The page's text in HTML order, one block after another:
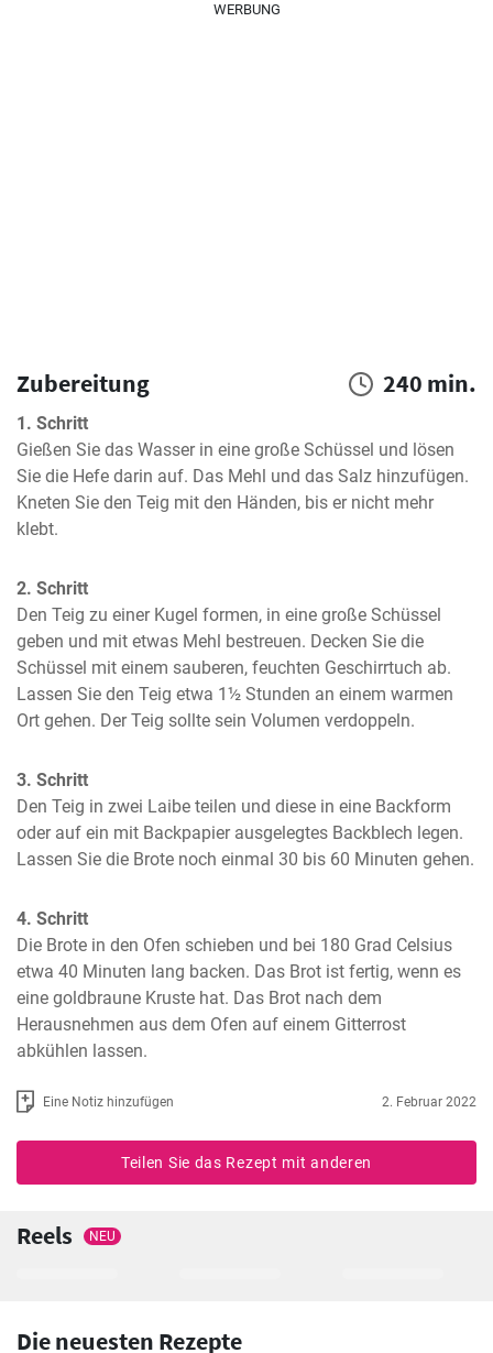
WERBUNG
Zubereitung 240 min.
1. Schritt
Gießen Sie das Wasser in eine große Schüssel und lösen
Sie die Hefe darin auf. Das Mehl und das Salz hinzufügen.
Kneten Sie den Teig mit den Händen, bis er nicht mehr
klebt.
2. Schritt
Den Teig zu einer Kugel formen, in eine große Schüssel
geben und mit etwas Mehl bestreuen. Decken Sie die
Schüssel mit einem sauberen, feuchten Geschirrtuch ab.
Lassen Sie den Teig etwa 1½ Stunden an einem warmen
Ort gehen. Der Teig sollte sein Volumen verdoppeln.
3. Schritt
Den Teig in zwei Laibe teilen und diese in eine Backform
oder auf ein mit Backpapier ausgelegtes Backblech legen.
Lassen Sie die Brote noch einmal 30 bis 60 Minuten gehen.
4. Schritt
Die Brote in den Ofen schieben und bei 180 Grad Celsius
etwa 40 Minuten lang backen. Das Brot ist fertig, wenn es
eine goldbraune Kruste hat. Das Brot nach dem
Herausnehmen aus dem Ofen auf einem Gitterrost
abkühlen lassen.
Eine Notiz hinzufügen 2. Februar 2022
Teilen Sie das Rezept mit anderen
Reels NEU
Die neuesten Rezepte